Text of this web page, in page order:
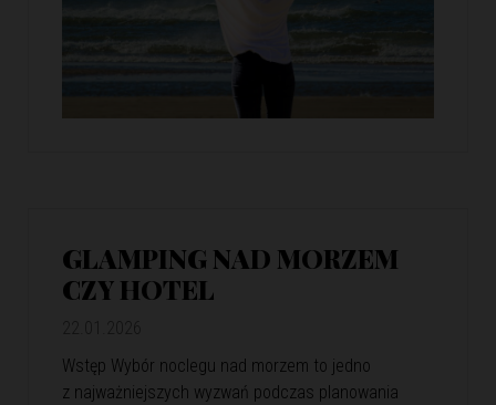
GLAMPING NAD MORZEM
CZY HOTEL
Wstęp Wybór noclegu nad morzem to jedno
z najważniejszych wyzwań podczas planowania